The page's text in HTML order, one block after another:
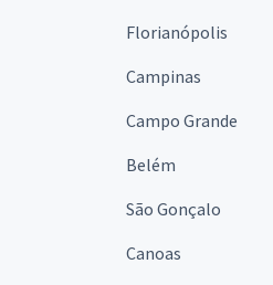
Florianópolis
Campinas
Campo Grande
Belém
São Gonçalo
Canoas